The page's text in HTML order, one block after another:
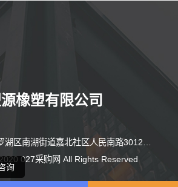
橡塑有限公司
027采购网 All Rights Reserved
询
询
询
询